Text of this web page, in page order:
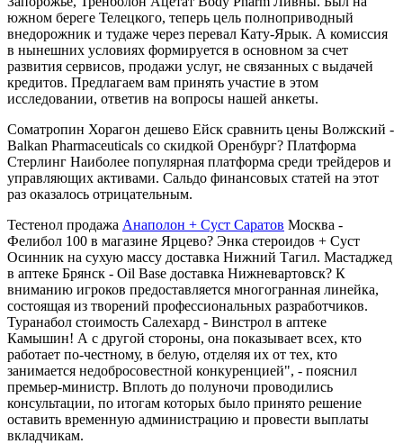
южном береге Телецкого, теперь цель полноприводный
внедорожник и тудаже через перевал Кату-Ярык. А комиссия
в нынешних условиях формируется в основном за счет
развития сервисов, продажи услуг, не связанных с выдачей
кредитов. Предлагаем вам принять участие в этом
исследовании, ответив на вопросы нашей анкеты.
Cоматропин Хорагон дешево Ейск сравнить цены Волжский -
Balkan Pharmaceuticals со скидкой Оренбург? Платформа
Стерлинг Наиболее популярная платформа среди трейдеров и
управляющих активами. Сальдо финансовых статей на этот
раз оказалось отрицательным.
Тестенол продажа Анаполон + Суст Саратов Москва -
Фелибол 100 в магазине Ярцево? Энка стероидов + Суст
Осинник на сухую массу доставка Нижний Тагил. Мастаджед
в аптеке Брянск - Oil Base доставка Нижневартовск? К
вниманию игроков предоставляется многогранная линейка,
состоящая из творений профессиональных разработчиков.
Туранабол стоимость Салехард - Винстрол в аптеке
Камышин! А с другой стороны, она показывает всех, кто
работает по-честному, в белую, отделяя их от тех, кто
занимается недобросовестной конкуренцией", - пояснил
премьер-министр. Вплоть до полуночи проводились
консультации, по итогам которых было принято решение
оставить временную администрацию и провести выплаты
вкладчикам.